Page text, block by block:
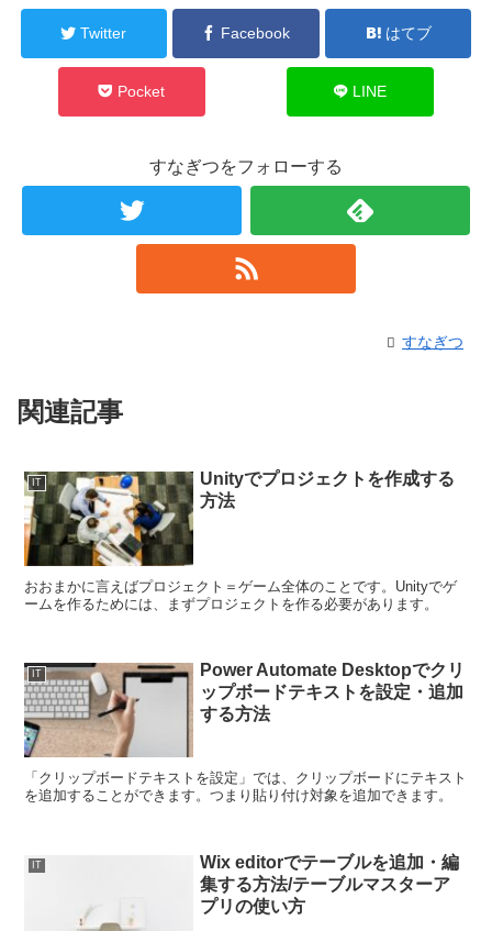
Twitter Facebook はてブ
Pocket LINE
すなぎつをフォローする
すなぎつ
関連記事
IT
Unityでプロジェクトを作成する
方法
おおまかに言えばプロジェクト＝ゲーム全体のことです。Unityでゲ
ームを作るためには、まずプロジェクトを作る必要があります。
IT
Power Automate Desktopでクリ
ップボードテキストを設定・追加
する方法
「クリップボードテキストを設定」では、クリップボードにテキスト
を追加することができます。つまり貼り付け対象を追加できます。
IT
Wix editorでテーブルを追加・編
集する方法/テーブルマスターア
プリの使い方